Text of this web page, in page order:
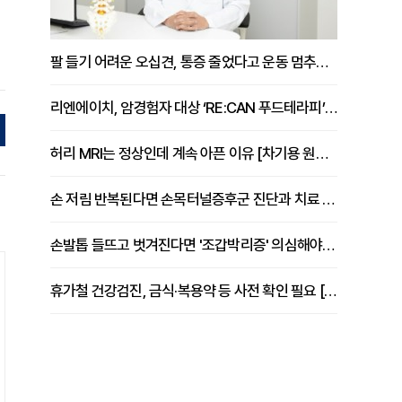
팔 들기 어려운 오십견, 통증 줄었다고 운동 멈추면 안 되는 이유 [이병욱 원장 칼럼]
리엔에이치, 암경험자 대상 ‘RE:CAN 푸드테라피’ 운영
허리 MRI는 정상인데 계속 아픈 이유 [차기용 원장 칼럼]
손 저림 반복된다면 손목터널증후군 진단과 치료 시기 살펴야 [김동현 원장 칼럼]
손발톱 들뜨고 벗겨진다면 '조갑박리증' 의심해야 [김철윤 원장 칼럼]
휴가철 건강검진, 금식·복용약 등 사전 확인 필요 [정도감 원장 칼럼]